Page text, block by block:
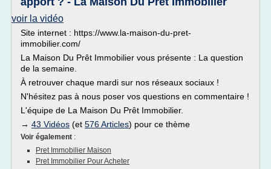
voir la vidéo
Site internet : https://www.la-maison-du-pret-
immobilier.com/
La Maison Du Prêt Immobilier vous présente : La question
de la semaine.
À retrouver chaque mardi sur nos réseaux sociaux !
N'hésitez pas à nous poser vos questions en commentaire !
L'équipe de La Maison Du Prêt Immobilier.
→ 43 Vidéos (et 576 Articles) pour ce thème
Voir également :
Pret Immobilier Maison
Pret Immobilier Pour Acheter